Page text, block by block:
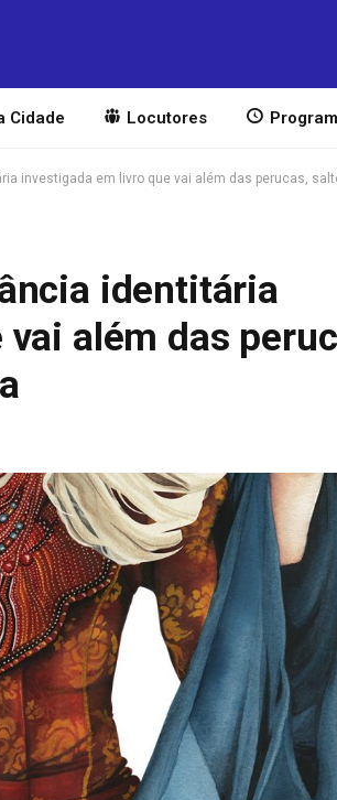
Cidade Locutores
investigada em livro que vai além das perucas,
identitária
além das